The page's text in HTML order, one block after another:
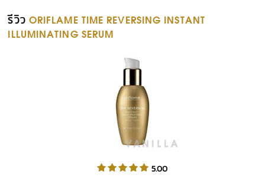
รีวิว ORIFLAME TIME REVERSING INSTANT
ILLUMINATING SERUM
5.00